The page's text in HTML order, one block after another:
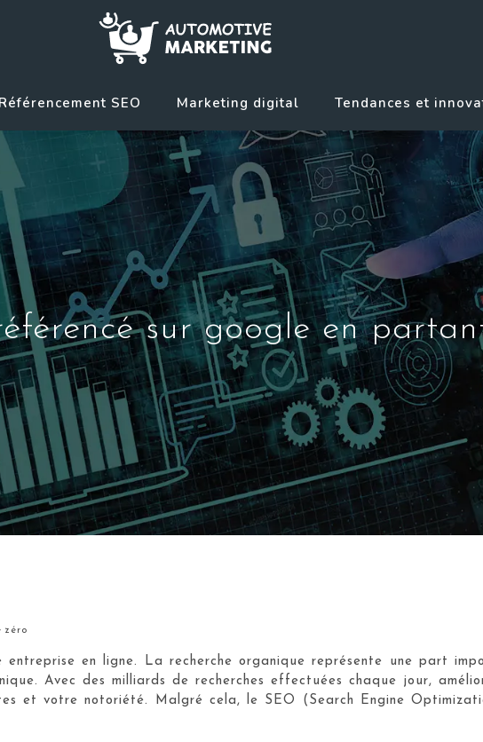
Référencement SEO Marketing digital Tendances et
sur google en
zéro
en ligne. La recherche organique représente une part
Avec des milliards de recherches effectuées chaque jour,
et votre notoriété. Malgré cela, le SEO (Search Engine